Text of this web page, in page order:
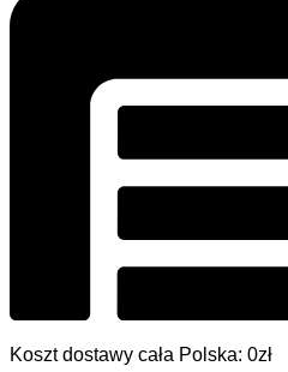
Koszt dostawy cała Polska: 0zł